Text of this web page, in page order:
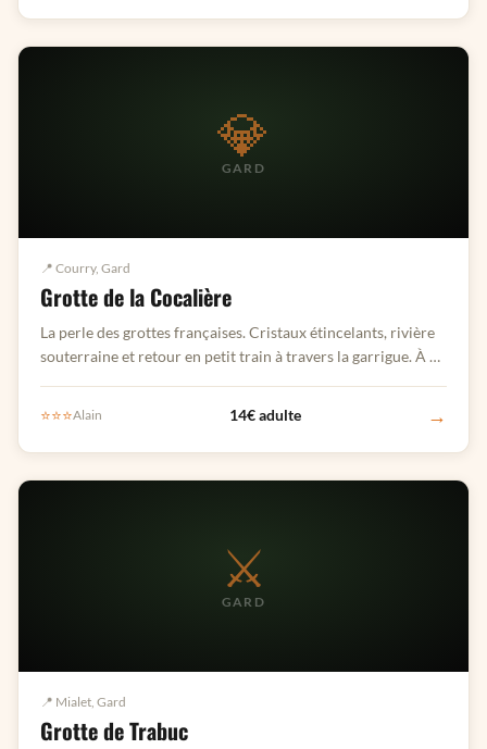
💎
GARD
📍 Courry, Gard
Grotte de la Cocalière
La perle des grottes françaises. Cristaux étincelants, rivière
souterraine et retour en petit train à travers la garrigue. À 45
⭐⭐⭐Alain 14€ adulte →
⚔️
GARD
📍 Mialet, Gard
Grotte de Trabuc